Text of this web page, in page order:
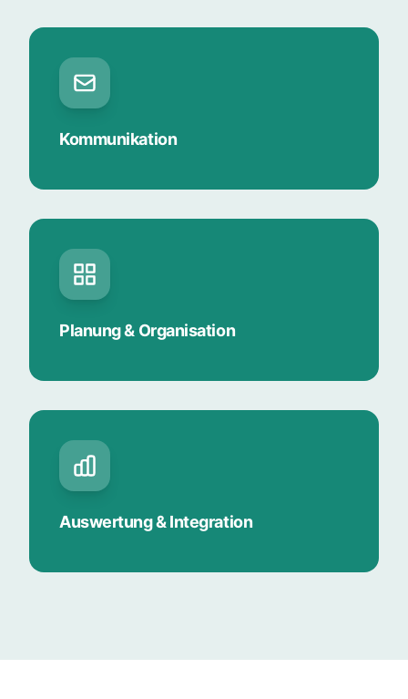
Kommunikation
Planung & Organisation
Auswertung & Integration